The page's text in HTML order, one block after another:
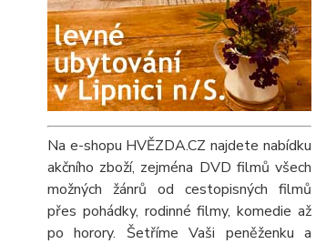
Na e-shopu HVĚZDA.CZ najdete nabídku
akčního zboží, zejména DVD filmů všech
možných žánrů od cestopisných filmů
přes pohádky, rodinné filmy, komedie až
po horory. Šetříme Vaši peněženku a